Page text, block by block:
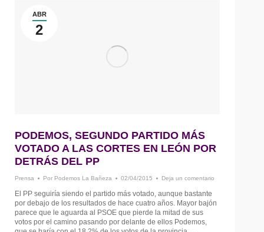
ABR
2
PODEMOS, SEGUNDO PARTIDO MÁS
VOTADO A LAS CORTES EN LEÓN POR
DETRÁS DEL PP
Prensa Por Podemos La Bañeza 02/04/2015 Deja un comentario
El PP seguiría siendo el partido más votado, aunque bastante
por debajo de los resultados de hace cuatro años. Mayor bajón
parece que le aguarda al PSOE que pierde la mitad de sus
votos por el camino pasando por delante de ellos Podemos,